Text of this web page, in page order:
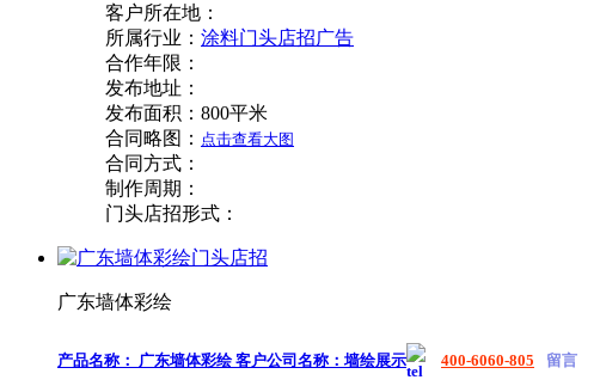
客户所在地：
所属行业： 涂料门头店招广告
合作年限：
发布地址：
发布面积： 800平米
合同略图： 点击查看大图
合同方式：
制作周期：
门头店招形式：
广东墙体彩绘
产品名称： 广东墙体彩绘 客户公司名称： 墙绘展示 400-6060-805 留言